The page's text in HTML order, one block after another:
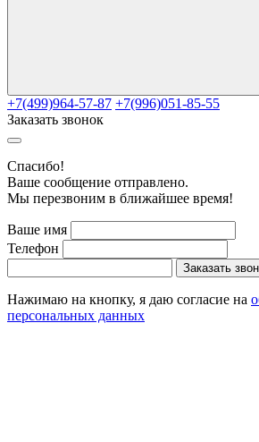
+7(499)964-57-87 +7(996)051-85-55
Заказать звонок
Cпасибо!
Ваше сообщение отправлено.
Мы перезвоним в ближайшее время!
Ваше имя
Телефон
Заказать
Нажимаю на кнопку, я даю согласие на
персональных данных